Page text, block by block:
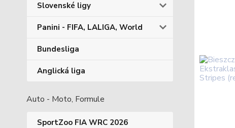
Slovenské ligy
Panini - FIFA, LALIGA, World
Bundesliga
Anglická liga
Auto - Moto, Formule
SportZoo FIA WRC 2026